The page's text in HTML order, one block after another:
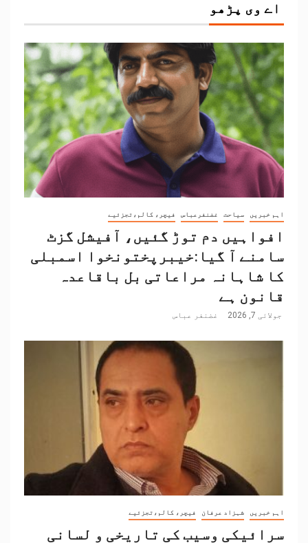
اے وی پڑھو
اہم خبریں سیاحت غضنفرعباس فیچر، کالم،تجزئیے
افواہیں دم توڑ گئیں، آفیشل گزٹ
سامنے آ گیا:خیبرپختونخوا اسمبلی
کا شاہانہ مراعاتی بل باقاعدہ
قانون ہے
جولائی 7, 2026 غضنفر عباس
اہم خبریں شہزاد عرفان فیچر، کالم،تجزئیے
سرائیکی وسیب کی تاریخی و لسانی